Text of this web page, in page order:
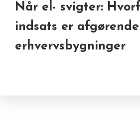
Når el- svigter:
indsats er
erhvervsbygninger
byggeriet: sådan får